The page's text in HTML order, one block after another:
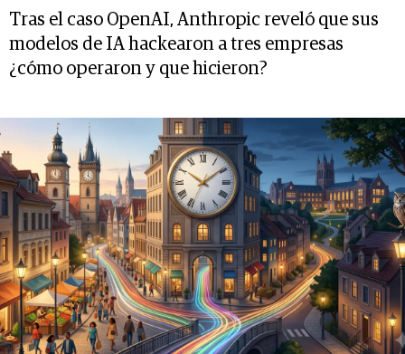
Tras el caso OpenAI, Anthropic reveló que sus
modelos de IA hackearon a tres empresas
¿cómo operaron y que hicieron?